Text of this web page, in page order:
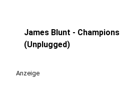
James Blunt - Champions
(Unplugged)
Anzeige